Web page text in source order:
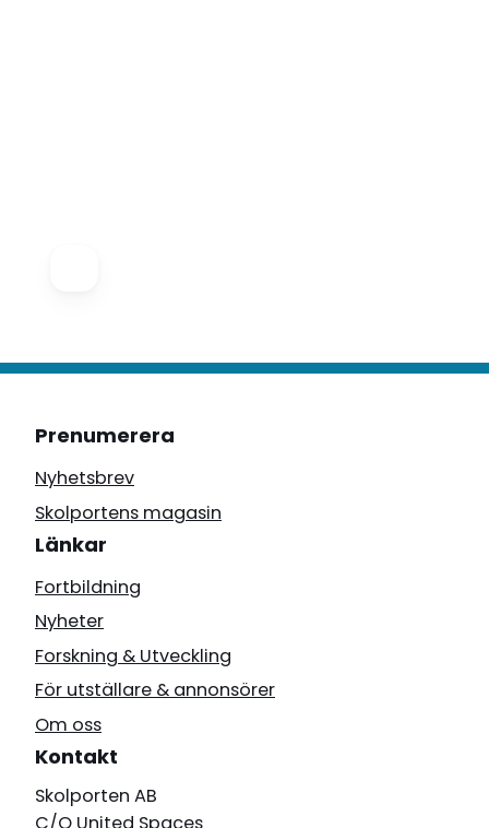
Prenumerera
Nyhetsbrev
Skolportens magasin
Länkar
Fortbildning
Nyheter
Forskning & Utveckling
För utställare & annonsörer
Om oss
Kontakt
Skolporten AB